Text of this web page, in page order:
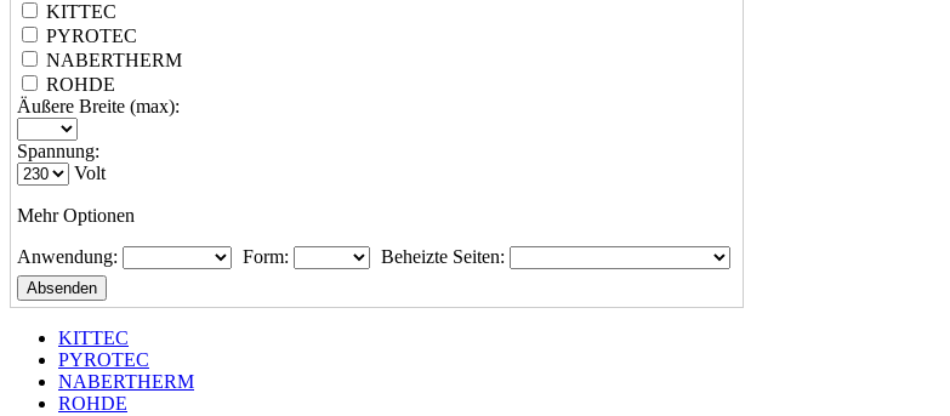
KITTEC
PYROTEC
NABERTHERM
ROHDE
Äußere Breite (max):
Spannung:
Volt
Mehr Optionen
Anwendung:
Form: Beheizte Seiten:
KITTEC
PYROTEC
NABERTHERM
ROHDE